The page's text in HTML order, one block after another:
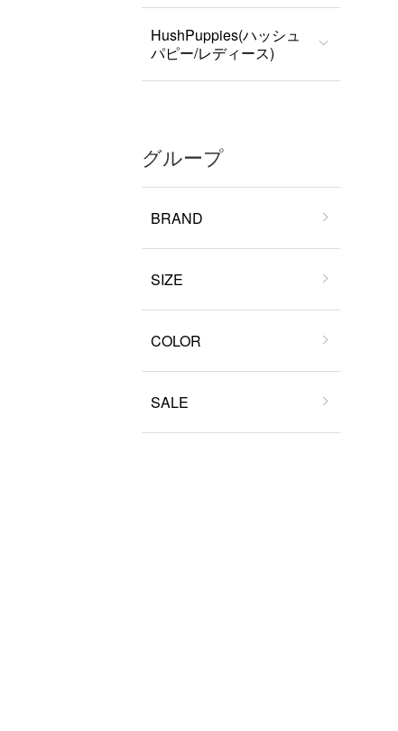
HushPuppies(ハッシュ
パピー/レディース)
グループ
BRAND
SIZE
COLOR
SALE